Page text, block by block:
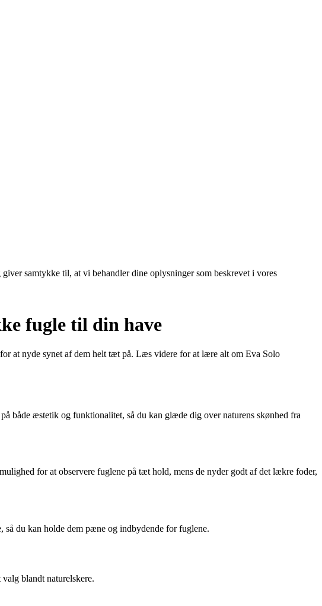
samtykke til, at vi behandler dine oplysninger som beskrevet i vores
fugle til din have
at nyde synet af dem helt tæt på. Læs videre for at lære alt om Eva Solo
både æstetik og funktionalitet, så du kan glæde dig over naturens skønhed fra
for at observere fuglene på tæt hold, mens de nyder godt af det lækre foder,
du kan holde dem pæne og indbydende for fuglene.
blandt naturelskere.